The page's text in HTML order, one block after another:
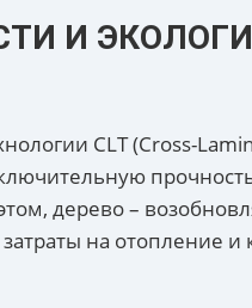
И
CLT (Cross-
дерево –
на отопление